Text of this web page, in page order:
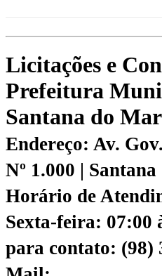
Licitações e
Prefeitura
Santana do
Endereço: Av.
Nº 1.000 |
Horário de
Sexta-feira: 07:00
para contato: (98)